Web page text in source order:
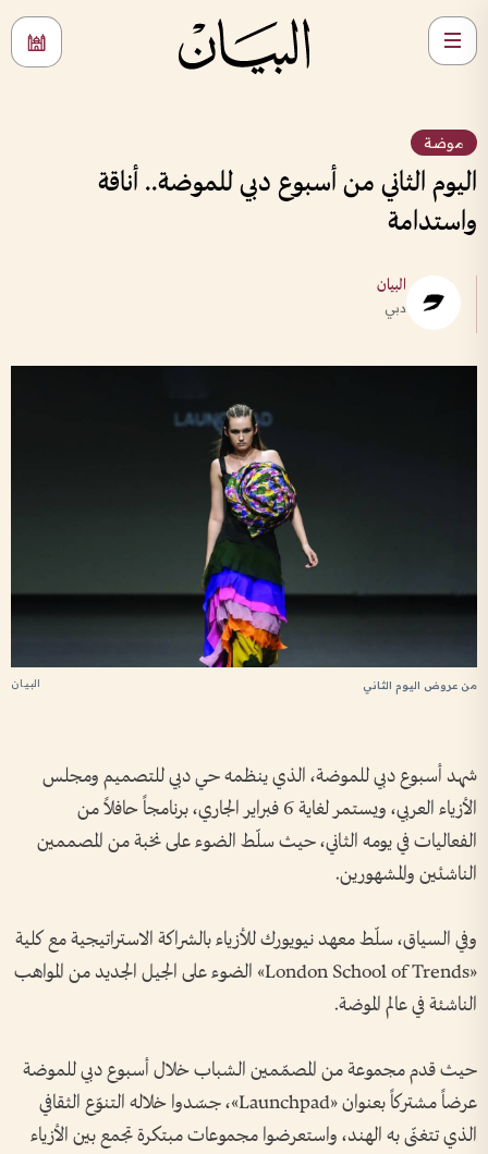
موضة
اليوم الثاني من أسبوع دبي للموضة.. أناقة
واستدامة
البيان
دبي
البيان من عروض اليوم الثاني
شهد أسبوع دبي للموضة، الذي ينظمه حي دبي للتصميم ومجلس
الأزياء العربي، ويستمر لغاية 6 فبراير الجاري، برنامجاً حافلاً من
الفعاليات في يومه الثاني، حيث سلّط الضوء على نخبة من المصممين
الناشئين والمشهورين.
وفي السياق، سلّط معهد نيويورك للأزياء بالشراكة الاستراتيجية مع كلية
«London School of Trends» الضوء على الجيل الجديد من المواهب
الناشئة في عالم الموضة.
حيث قدم مجموعة من المصمّمين الشباب خلال أسبوع دبي للموضة
عرضاً مشتركاً بعنوان «Launchpad»، جسّدوا خلاله التنوّع الثقافي
الذي تتغنّى به الهند، واستعرضوا مجموعات مبتكرة تجمع بين الأزياء